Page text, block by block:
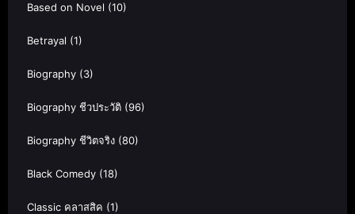
Based on Novel (10)
Betrayal (1)
Biography (3)
Biography ชีวประวัติ (96)
Biography ชีวิตจริง (80)
Black Comedy (18)
Classic คลาสสิค (1)